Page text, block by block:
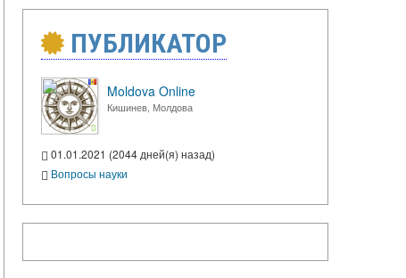
ПУБЛИКАТОР
Moldova Online
Кишинев, Молдова
01.01.2021 (2044 дней(я) назад)
Вопросы науки